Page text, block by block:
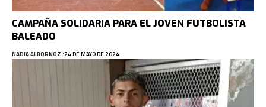
CAMPAÑA SOLIDARIA PARA EL JOVEN FUTBOLISTA
BALEADO
NADIA ALBORNOZ 24 DE MAYO DE 2024